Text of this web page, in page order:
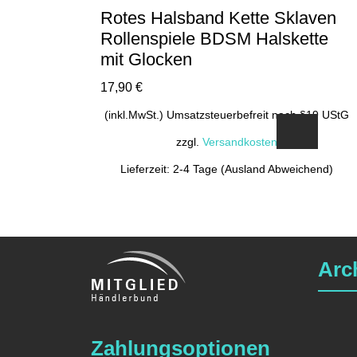
Rotes Halsband Kette Sklaven
Rollenspiele BDSM Halskette
mit Glocken
17,90 €
(inkl.MwSt.) Umsatzsteuerbefreit nach §19 UStG
zzgl. Versandkosten
Lieferzeit: 2-4 Tage (Ausland Abweichend)
Zahlungsoptionen